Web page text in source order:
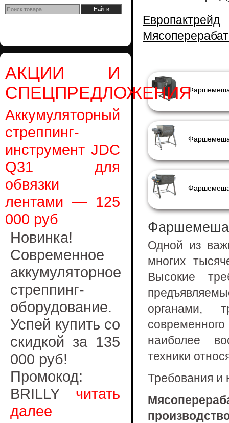
АКЦИИ И
СПЕЦПРЕДЛОЖЕНИЯ
Аккумуляторный
стреппинг-
инструмент JDC
Q31 для
обвязки
лентами — 125
000 руб
Новинка!
Современное
аккумуляторное
стреппинг-
оборудование.
Успей купить со
скидкой за 135
000 руб!
Промокод:
BRILLY читать
далее
Европактрейд
Одной из
многих
Высокие
органами,
наиболее
техники
Требования и